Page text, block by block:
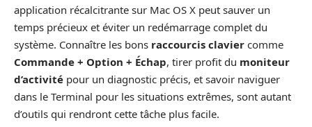
application récalcitrante sur Mac OS X peut sauver un
temps précieux et éviter un redémarrage complet du
système. Connaître les bons raccourcis clavier comme
Commande + Option + Échap, tirer profit du moniteur
d’activité pour un diagnostic précis, et savoir naviguer
dans le Terminal pour les situations extrêmes, sont autant
d’outils qui rendront cette tâche plus facile.